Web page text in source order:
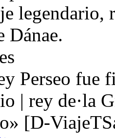
Dánae.
Perseo fue
| rey de·la
[D-